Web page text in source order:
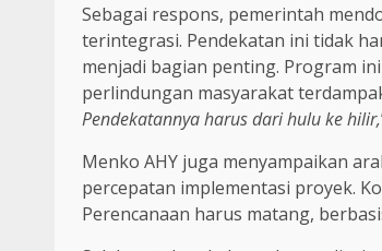
Sebagai respons, pemerintah
terintegrasi. Pendekatan ini tidak
menjadi bagian penting. Program
perlindungan masyarakat
Pendekatannya harus dari hulu ke hilir,
Menko AHY juga menyampaikan
percepatan implementasi proyek.
Perencanaan harus matang,